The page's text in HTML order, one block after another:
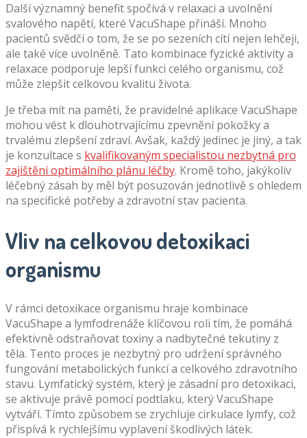
Další významný benefit spočívá v relaxaci a uvolnění
svalového napětí, které VacuShape přináší. Mnoho
pacientů svědčí o tom, že se po sezeních cítí nejen lehčeji,
ale také více uvolněně. Tato kombinace fyzické aktivity a
relaxace podporuje lepší funkci celého organismu, což
může zlepšit celkovou kvalitu života.
Je třeba mít na paměti, že pravidelné aplikace VacuShape
mohou vést k dlouhotrvajícímu zpevnění pokožky a
trvalému zlepšení zdraví. Avšak, každý jedinec je jiný, a tak
je konzultace s kvalifikovaným specialistou nezbytná pro
zajištění optimálního plánu léčby. Kromě toho, jakýkoliv
léčebný zásah by měl být posuzován jednotlivě s ohledem
na specifické potřeby a zdravotní stav pacienta.
Vliv na celkovou detoxikaci
organismu
V rámci detoxikace organismu hraje kombinace
VacuShape a lymfodrenáže klíčovou roli tím, že pomáhá
efektivně odstraňovat toxiny a nadbytečné tekutiny z
těla. Tento proces je nezbytný pro udržení správného
fungování metabolických funkcí a celkového zdravotního
stavu. Lymfatický systém, který je zásadní pro detoxikaci,
se aktivuje právě pomocí podtlaku, který VacuShape
vytváří. Tímto způsobem se zrychluje cirkulace lymfy, což
přispívá k rychlejšímu vyplavení škodlivých látek.